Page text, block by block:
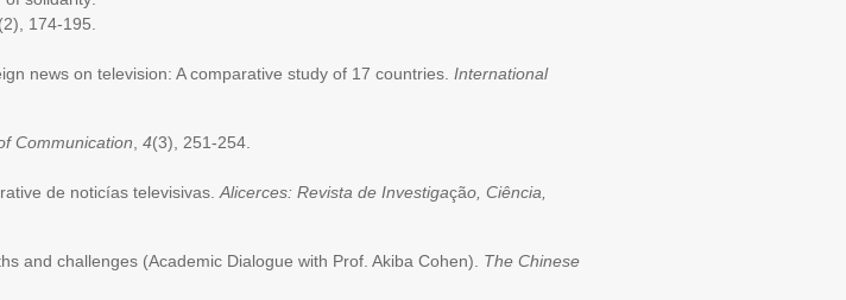
(2), 174-195.
news on television: A comparative study of 17 countries. International
Communication 4(3), 251-254.
de noticías televisivas. Alicerces: Revista de Investigação, Ciência,
and challenges (Academic Dialogue with Prof. Akiba Cohen). The Chinese